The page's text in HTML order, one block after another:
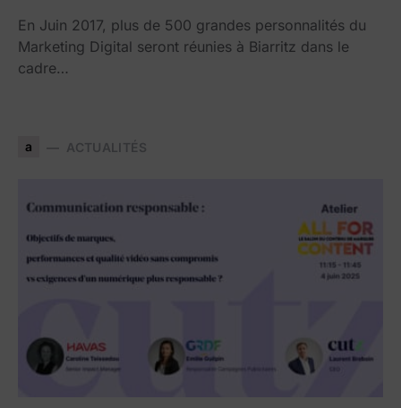
En Juin 2017, plus de 500 grandes personnalités du
Marketing Digital seront réunies à Biarritz dans le
cadre…
a ACTUALITÉS